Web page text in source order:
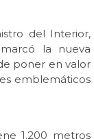
del Interior,
la nueva
poner en valor
emblemáticos
1.200 metros